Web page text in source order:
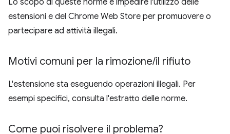
estensioni e del Chrome Web Store per promuovere o
partecipare ad attività illegali.
Motivi comuni per la rimozione/il rifiuto
L'estensione sta eseguendo operazioni illegali. Per
esempi specifici, consulta l'estratto delle norme.
Come puoi risolvere il problema?